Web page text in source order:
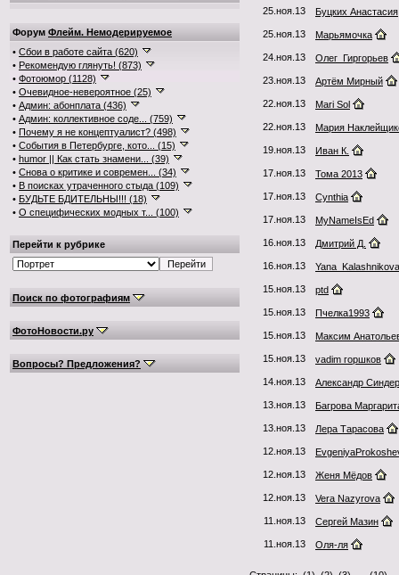
Форум Флейм. Немодерируемое
• Сбои в работе сайта (620)
• Рекомендую глянуть! (873)
• Фотоюмор (1128)
• Очевидное-невероятное (25)
• Админ: абонплата (436)
• Админ: коллективное соде... (759)
• Почему я не концептуалист? (498)
• События в Петербурге, кото... (15)
• humor || Как стать знамени... (39)
• Снова о критике и современ... (34)
• В поисках утраченного стыда (109)
• БУДЬТЕ БДИТЕЛЬНЫ!!! (18)
• О специфических модных т... (100)
Перейти к рубрике
Поиск по фотографиям
ФотоНовости.ру
Вопросы? Предложения?
25.ноя.13 Буцких Анастасия
25.ноя.13 Марьямочка
24.ноя.13 Олег_Гиргорьев
23.ноя.13 Артём Мирный
22.ноя.13 Mari Sol
22.ноя.13 Мария
19.ноя.13 Иван К.
17.ноя.13 Тома 2013
17.ноя.13 Cynthia
17.ноя.13 MyNameIsEd
16.ноя.13 Дмитрий Д.
16.ноя.13 Yana_Kalashnikova
15.ноя.13 ptd
15.ноя.13 Пчелка1993
15.ноя.13 Максим
15.ноя.13 vadim горшков
14.ноя.13 Александр
13.ноя.13 Багрова
13.ноя.13 Лера Тарасова
12.ноя.13
12.ноя.13 Женя Мёдов
12.ноя.13 Vera Nazyrova
11.ноя.13 Сергей Мазин
11.ноя.13 Оля-ля